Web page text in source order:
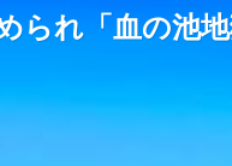
られ「血の池